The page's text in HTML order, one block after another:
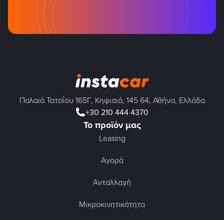
Παλαιά Τατοΐου 165Γ, Κηφισιά, 145 64, Αθήνα, Ελλάδα
+30 210 444 4370
Το προϊόν μας
Leasing
Αγορά
Ανταλλαγή
Μικροκινητικότητα